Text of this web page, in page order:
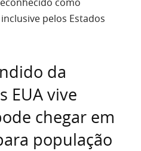
pelos Estados
da
EUA vive
chegar em
população